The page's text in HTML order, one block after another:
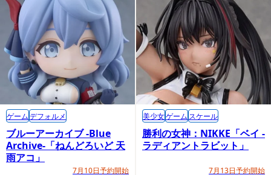
ブルーアーカイブ -Blue
Archive-「ねんどろいど 天
雨アコ」
7月10日予約開始
ゲームデフォルメ
勝利の女神：NIKKE「ベイ -
ラディアントラビット」
7月13日予約開始
美少女ゲーム スケール